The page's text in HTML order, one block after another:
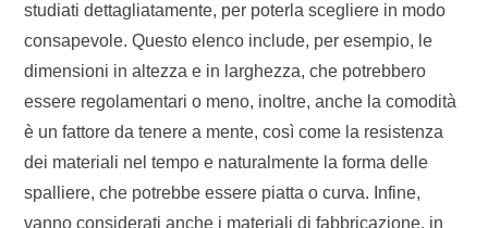
studiati dettagliatamente, per poterla scegliere in modo
consapevole. Questo elenco include, per esempio, le
dimensioni in altezza e in larghezza, che potrebbero
essere regolamentari o meno, inoltre, anche la comodità
è un fattore da tenere a mente, così come la resistenza
dei materiali nel tempo e naturalmente la forma delle
spalliere, che potrebbe essere piatta o curva. Infine,
vanno considerati anche i materiali di fabbricazione, in